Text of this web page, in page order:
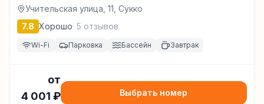
Учительская улица, 11, Сукко
7.8 Хорошо· 5 отзывов
Wi-Fi Парковка Бассейн Завтрак
от
4 001 ₽ Выбрать номер